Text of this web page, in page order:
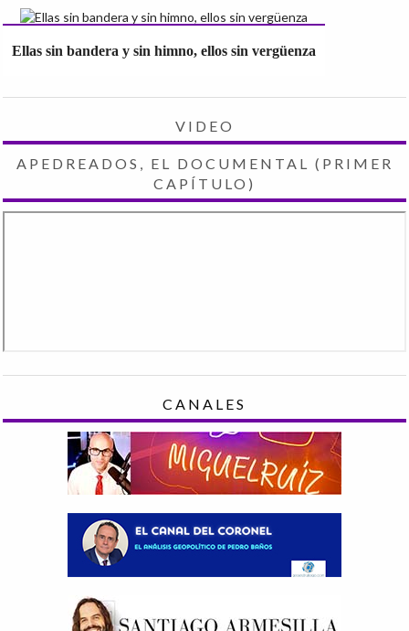
Ellas sin bandera y sin himno, ellos sin vergüenza
VIDEO
APEDREADOS, EL DOCUMENTAL (PRIMER
CAPÍTULO)
CANALES